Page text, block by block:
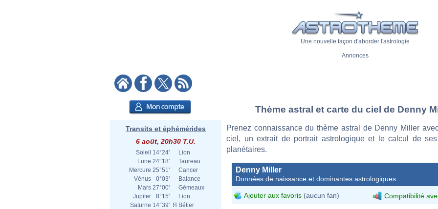
Une nouvelle façon d'aborder l'astrologie
Annonces
Transits et éphémérides
6 août, 20h30 T.U.
Soleil 14°24'
Lion
Lune 24°18'
Taureau
Mercure 25°51'
Cancer
Vénus
0°03'
Balance
Mars 27°00'
Gémeaux
Jupiter
8°15'
Lion
Saturne 14°39' Я Bélier
Thème astral et carte du ciel de Denny
Prenez connaissance du thème astral de Denny Miller
ciel, un extrait de portrait astrologique et le calcul de
planétaires.
Denny Miller
Données de naissance et dominantes astrologiques
Ajouter aux favoris (aucun fan) Compatibilité